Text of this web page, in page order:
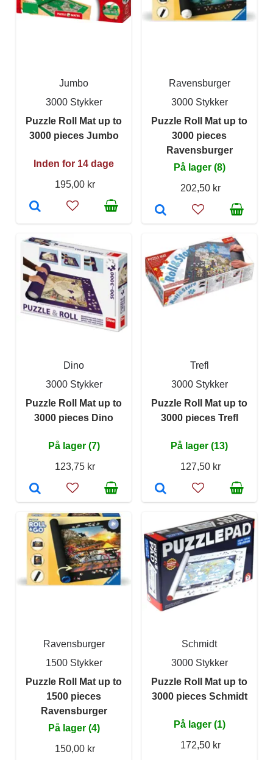
Jumbo
3000 Stykker
Puzzle Roll Mat up to
3000 pieces Jumbo
Inden for 14 dage
195,00 kr
Ravensburger
3000 Stykker
Puzzle Roll Mat up to
3000 pieces
Ravensburger
På lager (8)
202,50 kr
Dino
3000 Stykker
Puzzle Roll Mat up to
3000 pieces Dino
På lager (7)
123,75 kr
Trefl
3000 Stykker
Puzzle Roll Mat up to
3000 pieces Trefl
På lager (13)
127,50 kr
Ravensburger
1500 Stykker
Puzzle Roll Mat up to
1500 pieces
Ravensburger
På lager (4)
150,00 kr
Schmidt
3000 Stykker
Puzzle Roll Mat up to
3000 pieces Schmidt
På lager (1)
172,50 kr